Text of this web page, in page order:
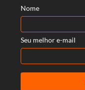
Nome
Seu melhor e-mail